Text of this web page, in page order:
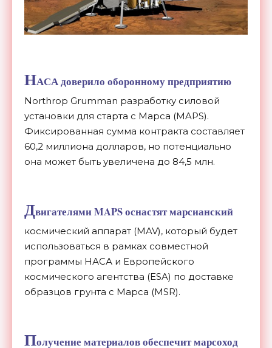
НАСА доверило оборонному предприятию
Northrop Grumman разработку силовой
установки для старта с Марса (MAPS).
Фиксированная сумма контракта составляет
60,2 миллиона долларов, но потенциально
она может быть увеличена до 84,5 млн.
Двигателями MAPS оснастят марсианский
космический аппарат (MAV), который будет
использоваться в рамках совместной
программы НАСА и Европейского
космического агентства (ESA) по доставке
образцов грунта с Марса (MSR).
Получение материалов обеспечитмарсоход